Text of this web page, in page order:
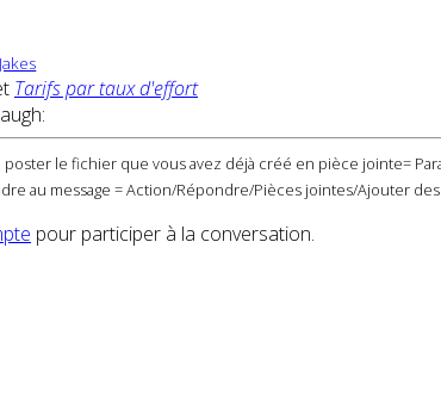
Jakes
Tarifs par taux d'effort
poster le fichier que vous avez déjà créé en pièce jointe=
au message = Action/Répondre/Pièces jointes/Ajouter
pour participer à la conversation.